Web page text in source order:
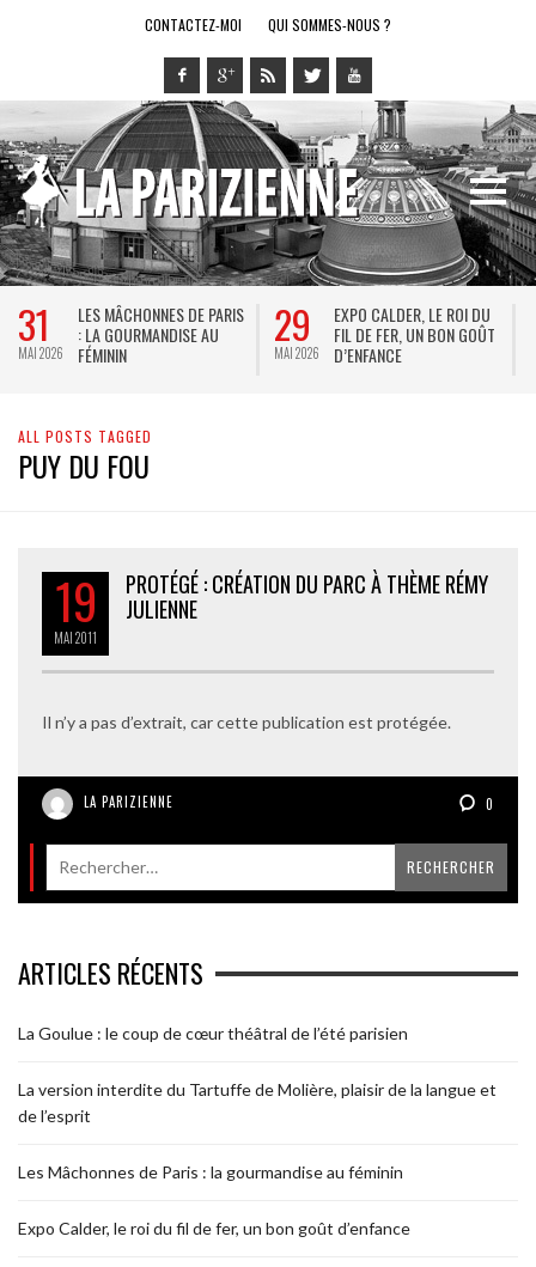
CONTACTEZ-MOI QUI SOMMES-NOUS ?
31
MAI 2026
LES MÂCHONNES DE PARIS
: LA GOURMANDISE AU
FÉMININ
29
MAI 2026
EXPO CALDER, LE ROI DU
FIL DE FER, UN BON GOÛT
D’ENFANCE
ALL POSTS TAGGED
PUY DU FOU
19
MAI2011
PROTÉGÉ : CRÉATION DU PARC À THÈME RÉMY
JULIENNE
Il n’y a pas d’extrait, car cette publication est protégée.
LA PARIZIENNE 0
ARTICLES RÉCENTS
La Goulue : le coup de cœur théâtral de l’été parisien
La version interdite du Tartuffe de Molière, plaisir de la langue et
de l’esprit
Les Mâchonnes de Paris : la gourmandise au féminin
Expo Calder, le roi du fil de fer, un bon goût d’enfance